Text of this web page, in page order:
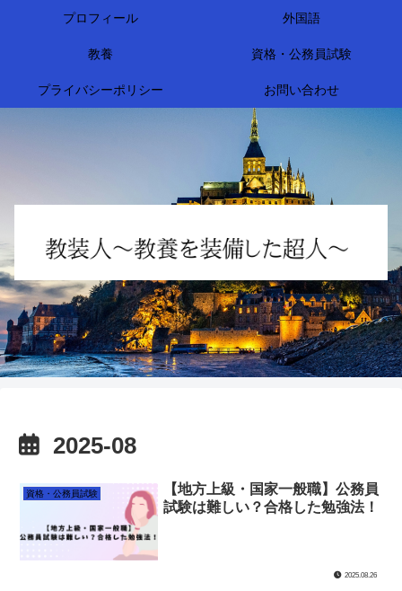
プロフィール 外国語
教養 資格・公務員試験
プライバシーポリシー お問い合わせ
2025-08
資格・公務員試験
【地方上級・国家一般職】公務員
試験は難しい？合格した勉強法！
2025.08.26